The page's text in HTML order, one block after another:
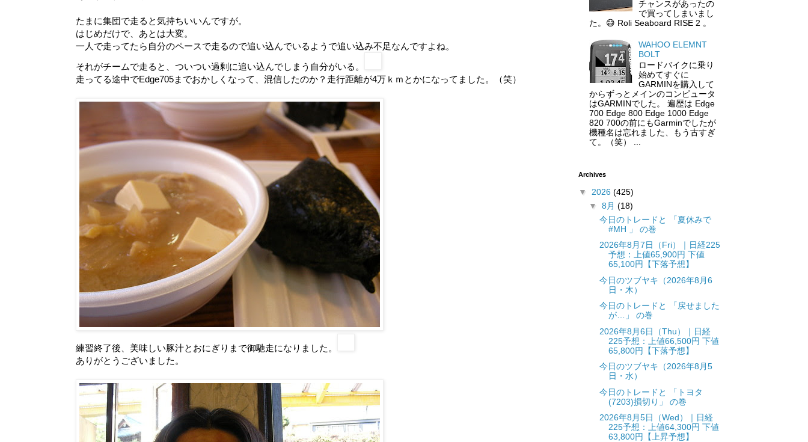
たまに集団で走ると気持ちいいんですが。
はじめだけで、あとは大変。
一人で走ってたら自分のペースで走るので追い込んでいるようで追い込み不足なんですよね。
それがチームで走ると、ついつい過剰に追い込んでしまう自分がいる。
走ってる途中でEdge705までおかしくなって、混信したのか？走行距離が4万ｋｍとかになってました。（笑）
練習終了後、美味しい豚汁とおにぎりまで御馳走になりました。
ありがとうございました。
チャンスがあったの
で買ってしまいまし
た。😅 Roli Seaboard RISE 2 。
WAHOO ELEMNT
BOLT
ロードバイクに乗り
始めてすぐに
GARMINを購入して
からずっとメインのコンピュータ
はGARMINでした。 遍歴は Edge
700 Edge 800 Edge 1000 Edge
820 700の前にもGarminでしたが
機種名は忘れました、もう古すぎ
て。（笑） ...
Archives
▼ 2026 (425)
▼ 8月 (18)
今日のトレードと 「夏休みで
#MH 」 の巻
2026年8月7日（Fri）｜日経225
予想：上値65,900円 下値
65,100円【下落予想】
今日のツブヤキ（2026年8月6
日・木）
今日のトレードと 「戻せました
が…」 の巻
2026年8月6日（Thu）｜日経
225予想：上値66,500円 下値
65,800円【下落予想】
今日のツブヤキ（2026年8月5
日・水）
今日のトレードと 「トヨタ
(7203)損切り」 の巻
2026年8月5日（Wed）｜日経
225予想：上値64,300円 下値
63,800円【上昇予想】